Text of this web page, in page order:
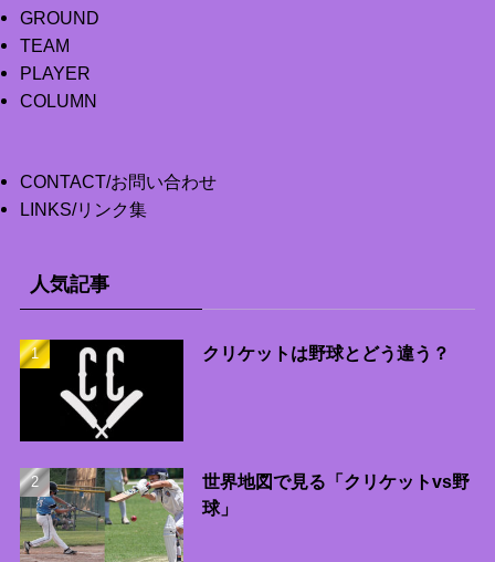
GROUND
TEAM
PLAYER
COLUMN
CONTACT/お問い合わせ
LINKS/リンク集
人気記事
クリケットは野球とどう違う？
世界地図で見る「クリケットvs野
球」